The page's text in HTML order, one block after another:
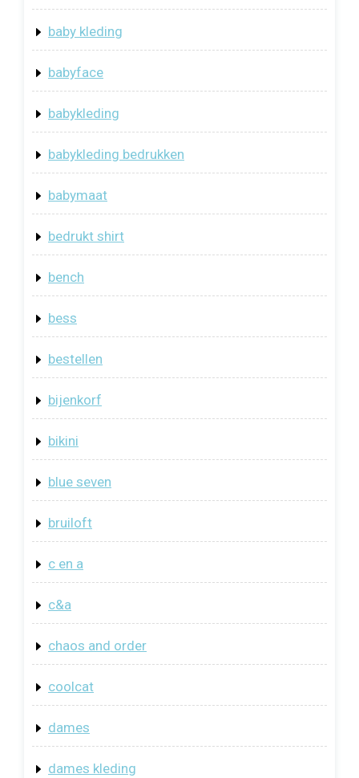
baby kleding
babyface
babykleding
babykleding bedrukken
babymaat
bedrukt shirt
bench
bess
bestellen
bijenkorf
bikini
blue seven
bruiloft
c en a
c&a
chaos and order
coolcat
dames
dames kleding